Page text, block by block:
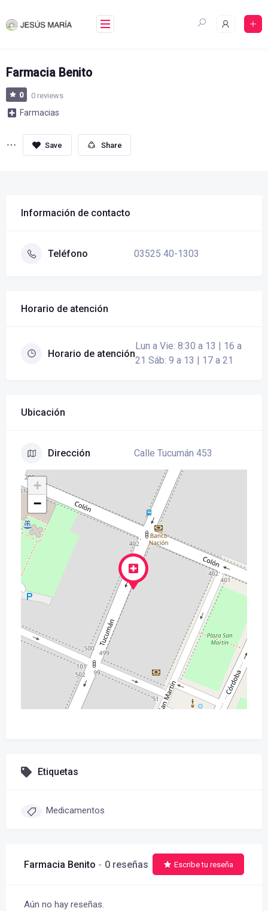
to
Farmacia Benito
0 0 reviews
Farmacias
Share
Información de contacto
Teléfono 03525 40-1303
Horario de atención
Horario de atención
Lun a Vie: 8:30 a 13 | 16 a
21 Sáb: 9 a 13 | 17 a 21
Ubicación
Dirección Calle Tucumán 453
+
−
Etiquetas
Medicamentos
Farmacia Benito 0 reseñas Escribe tu reseña
Aún no hay reseñas.